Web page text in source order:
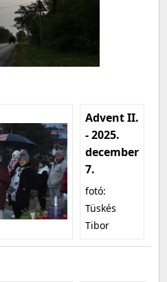
Advent II.
- 2025.
december
7.
fotó:
Tüskés
Tibor